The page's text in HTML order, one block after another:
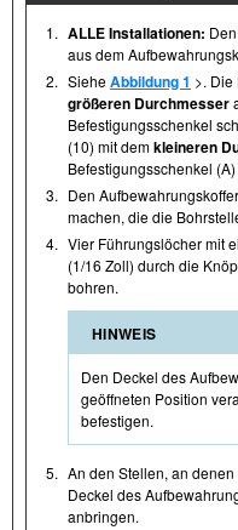
1. ALLE Installationen:
aus dem
2. SieheAbbildung 1 >.
größeren Durchmesser
Befestigungsschenkel
(10) mit demkleineren
Befestigungsschenkel
3. Den
machen, die die
4. Vier Führungslöcher mit
(1/16 Zoll) durch die
bohren.
HINWEIS
Den Deckel des
geöffneten Position
befestigen.
5. An den Stellen, an
Deckel des
anbringen.